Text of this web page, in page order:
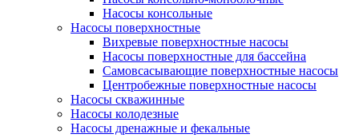
Насосы консольные
Насосы поверхностные
Вихревые поверхностные насосы
Насосы поверхностные для бассейна
Самовсасывающие поверхностные насосы
Центробежные поверхностные насосы
Насосы скважинные
Насосы колодезные
Насосы дренажные и фекальные